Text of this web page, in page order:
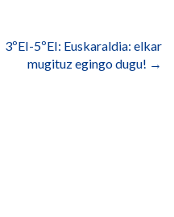
3ºEI-5ºEI: Euskaraldia: elkar
mugituz egingo dugu! →